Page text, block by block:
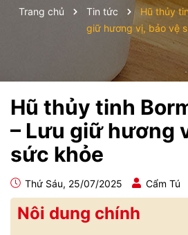
Trang chủ Tin tức
Hũ thủy
giữ hương vị, bảo vệ
Hũ thủy tinh
– Lưu giữ hương
sức khỏe
Thứ Sáu, 25/07/2025 Cẩm Tú
Nôi dung chính